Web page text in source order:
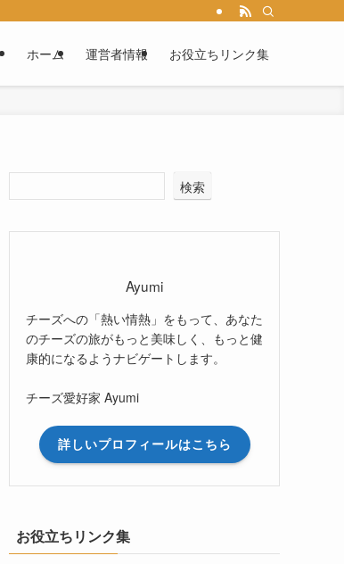
ホーム 運営者情報 お役立ちリンク集
検索
Ayumi
チーズへの「熱い情熱」をもって、あなた
のチーズの旅がもっと美味しく、もっと健
康的になるようナビゲートします。
チーズ愛好家 Ayumi
詳しいプロフィールはこちら
お役立ちリンク集